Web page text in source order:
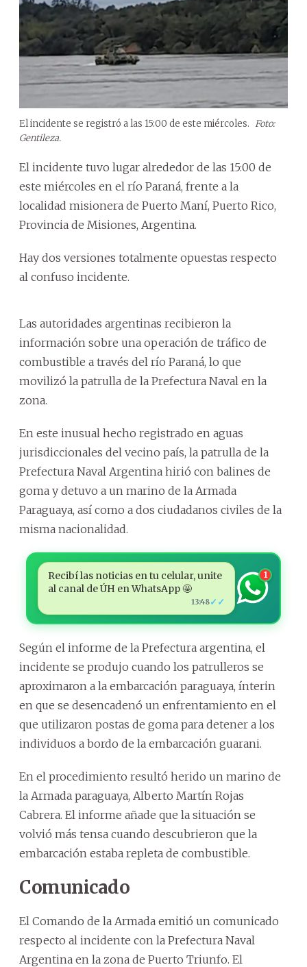
El incidente se registró a las 15:00 de este miércoles. Foto:
Gentileza.
El incidente tuvo lugar alrededor de las 15:00 de
este miércoles en el río Paraná, frente a la
localidad misionera de Puerto Maní, Puerto Rico,
Provincia de Misiones, Argentina.
Hay dos versiones totalmente opuestas respecto
al confuso incidente.
Las autoridades argentinas recibieron la
información sobre una operación de tráfico de
combustible a través del río Paraná, lo que
movilizó la patrulla de la Prefectura Naval en la
zona.
En este inusual hecho registrado en aguas
jurisdiccionales del vecino país, la patrulla de la
Prefectura Naval Argentina hirió con balines de
goma y detuvo a un marino de la Armada
Paraguaya, así como a dos ciudadanos civiles de la
misma nacionalidad.
Recibí las noticias en tu celular, unite
al canal de ÚH en WhatsApp 🤩
13:48✓✓
1
Según el informe de la Prefectura argentina, el
incidente se produjo cuando los patrulleros se
aproximaron a la embarcación paraguaya, ínterin
en que se desencadenó un enfrentamiento en el
que utilizaron postas de goma para detener a los
individuos a bordo de la embarcación guarani.
En el procedimiento resultó herido un marino de
la Armada paraguaya, Alberto Martín Rojas
Cabrera. El informe añade que la situación se
volvió más tensa cuando descubrieron que la
embarcación estaba repleta de combustible.
Comunicado
El Comando de la Armada emitió un comunicado
respecto al incidente con la Prefectura Naval
Argentina en la zona de Puerto Triunfo. El